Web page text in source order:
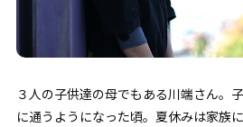
３人の子供達の母でもある川端さん。
に通うようになった頃。夏休みは家族